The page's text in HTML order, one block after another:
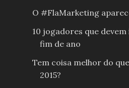
O #FlaMarketing
10 jogadores que
fim de ano
Tem coisa melhor do
2015?